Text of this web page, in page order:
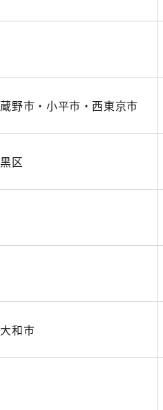
野市・小平市・西東京市
区
和市